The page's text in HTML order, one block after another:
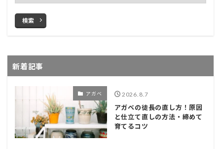
検索
新着記事
アガベ 2026.8.7
アガベの徒長の直し方！原因
と仕立て直しの方法・締めて
育てるコツ